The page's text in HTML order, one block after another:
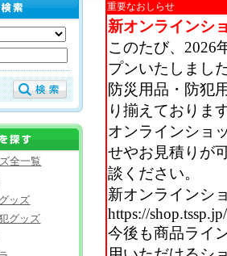
重要なおしらせ
新オンラインシ
このたび、2026
プンいたしまし
防災用品・防犯
り揃えておりま
オンラインショ
せやお見積りが
談ください。
新オンラインシ
https://shop.tssp.jp/
今後も商品ライ
全一覧
ッズ
グッズ